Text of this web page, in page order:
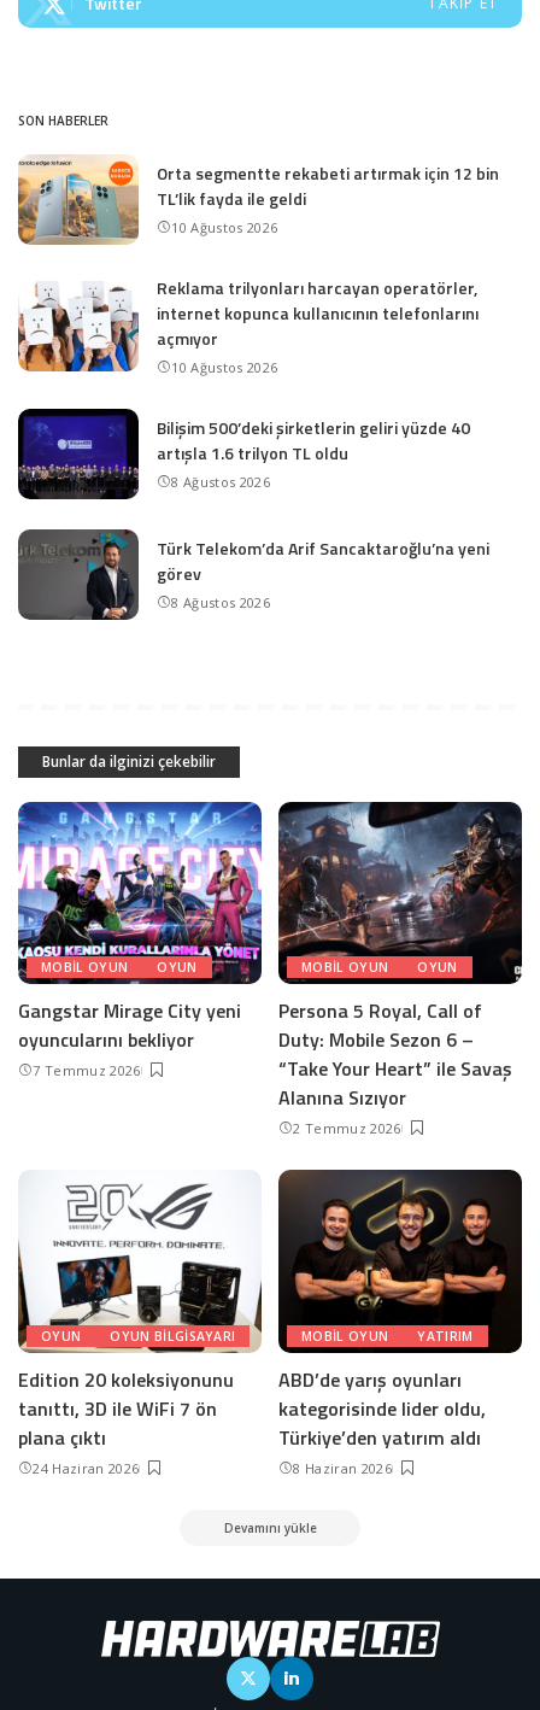
SON HABERLER
Orta segmentte rekabeti artırmak için 12 bin
TL’lik fayda ile geldi
10 Ağustos 2026
Reklama trilyonları harcayan operatörler,
internet kopunca kullanıcının telefonlarını
açmıyor
10 Ağustos 2026
Bilişim 500’deki şirketlerin geliri yüzde 40
artışla 1.6 trilyon TL oldu
8 Ağustos 2026
Türk Telekom’da Arif Sancaktaroğlu’na yeni
görev
8 Ağustos 2026
Bunlar da ilginizi çekebilir
MOBIL OYUN OYUN
Gangstar Mirage City yeni
oyuncularını bekliyor
7 Temmuz 2026
MOBIL OYUN OYUN
Persona 5 Royal, Call of
Duty: Mobile Sezon 6 –
“Take Your Heart” ile Savaş
Alanına Sızıyor
2 Temmuz 2026
OYUN OYUN BILGISAYARI
Edition 20 koleksiyonunu
tanıttı, 3D ile WiFi 7 ön
plana çıktı
24 Haziran 2026
MOBIL OYUN YATIRIM
ABD’de yarış oyunları
kategorisinde lider oldu,
Türkiye’den yatırım aldı
8 Haziran 2026
Devamını yükle